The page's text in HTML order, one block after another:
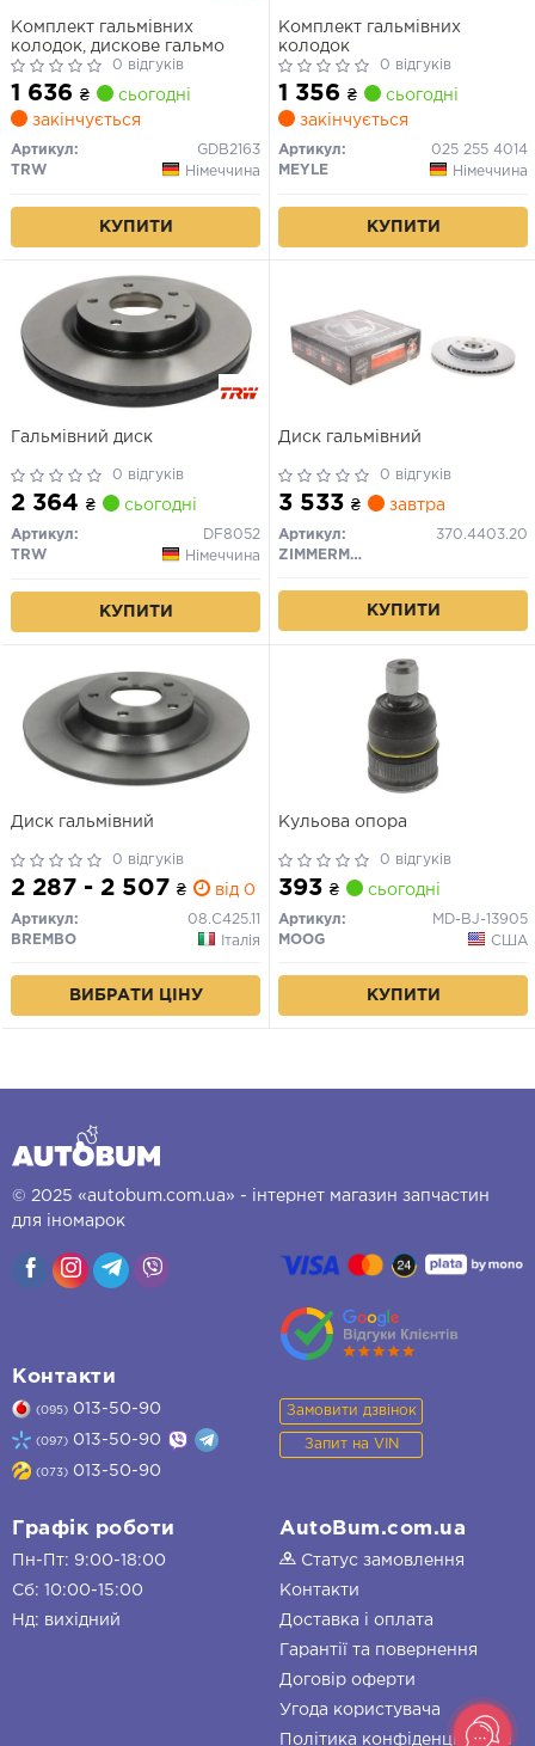
Комплект гальмівних
колодок, дискове гальмо
0 відгуків
1 636 ₴
сьогодні
закінчується
Артикул:
GDB2163
TRW
Німеччина
КУПИТИ
Комплект гальмівних
колодок
0 відгуків
1 356 ₴
сьогодні
закінчується
Артикул:
025 255 4014
MEYLE
Німеччина
КУПИТИ
Гальмівний диск
0 відгуків
2 364 ₴ сьогодні
Артикул:
DF8052
TRW
Німеччина
КУПИТИ
Диск гальмівний
0 відгуків
3 533 ₴ завтра
Артикул:
370.4403.20
ZIMMERMANN
КУПИТИ
Диск гальмівний
0 відгуків
2 287 - 2 507 ₴ від 0 дн.
Артикул:
08.C425.11
BREMBO
Італія
ВИБРАТИ ЦІНУ
Кульова опора
0 відгуків
393 ₴ сьогодні
Артикул:
MD-BJ-13905
MOOG
США
КУПИТИ
© 2025 «autobum.com.ua» - інтернет магазин запчастин
для іномарок
Контакти
(095) 013-50-90
(097) 013-50-90
(073) 013-50-90
Замовити дзвінок
Запит на VIN
Графік роботи
Пн-Пт: 9:00-18:00
Сб: 10:00-15:00
Нд: вихідний
AutoBum.com.ua
Статус замовлення
Контакти
Доставка і оплата
Гарантії та повернення
Договір оферти
Угода користувача
Політика конфіденційності